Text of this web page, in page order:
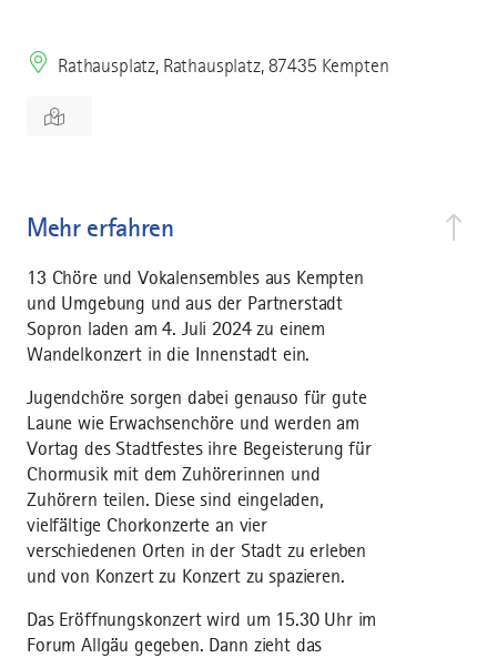
Rathausplatz, Rathausplatz, 87435 Kempten
Mehr erfahren
13 Chöre und Vokalensembles aus Kempten
und Umgebung und aus der Partnerstadt
Sopron laden am 4. Juli 2024 zu einem
Wandelkonzert in die Innenstadt ein.
Jugendchöre sorgen dabei genauso für gute
Laune wie Erwachsenchöre und werden am
Vortag des Stadtfestes ihre Begeisterung für
Chormusik mit dem Zuhörerinnen und
Zuhörern teilen. Diese sind eingeladen,
vielfältige Chorkonzerte an vier
verschiedenen Orten in der Stadt zu erleben
und von Konzert zu Konzert zu spazieren.
Das Eröffnungskonzert wird um 15.30 Uhr im
Forum Allgäu gegeben. Dann zieht das